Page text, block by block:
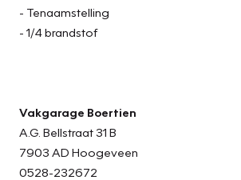
- Tenaamstelling
- 1/4 brandstof
Vakgarage Boertien
A.G. Bellstraat 31 B
7903 AD Hoogeveen
0528-232672